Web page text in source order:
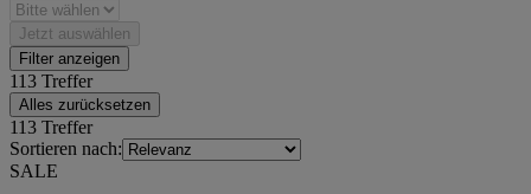
Jetzt auswählen
Filter anzeigen
113 Treffer
Alles zurücksetzen
113 Treffer
Sortieren nach:
SALE